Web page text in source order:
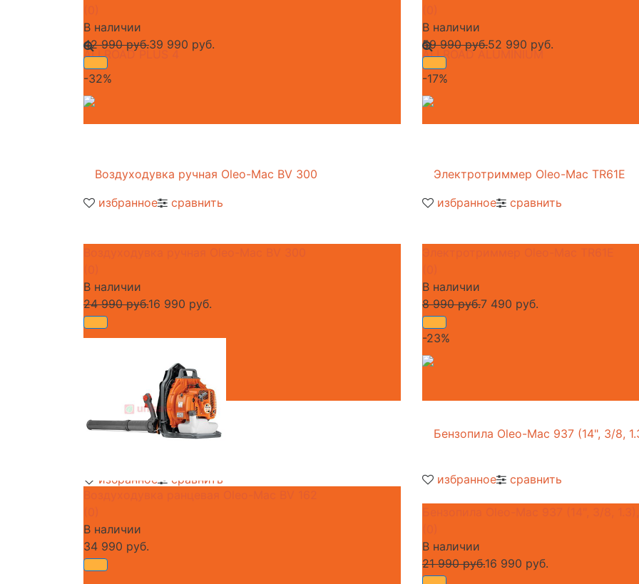
избранное сравнить
В наличии
42 990 руб.39 990 руб.
избранное сравнить
В наличии
59 990 руб.52 990 руб.
-32%
избранное сравнить
В наличии
24 990 руб.16 990 руб.
-17%
избранное сравнить
В наличии
8 990 руб.7 490 руб.
В наличии
34 990 руб.
-23%
В наличии
21 990 руб.16 990 руб.